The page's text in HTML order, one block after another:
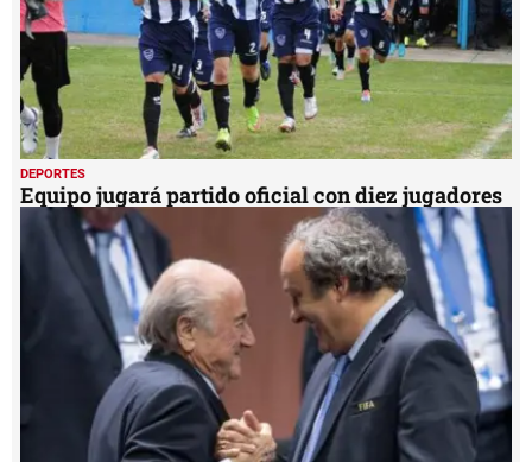
DEPORTES
Equipo jugará partido oficial con diez jugadores